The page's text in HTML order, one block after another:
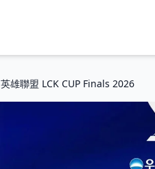
英雄聯盟 LCK CUP Finals 2026